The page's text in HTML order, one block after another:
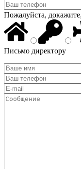
Пожалуйста,
Письмо директору